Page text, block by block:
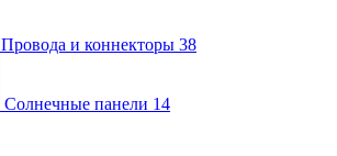
Провода и коннекторы 38
Солнечные панели 14